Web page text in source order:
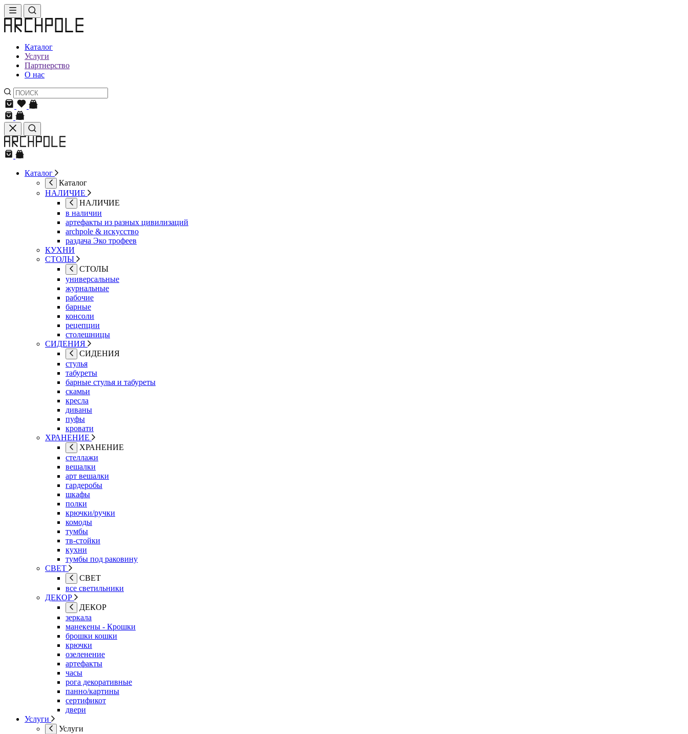
Каталог
Услуги
Партнерство
О нас
Каталог
Каталог
НАЛИЧИЕ
НАЛИЧИЕ
в наличии
артефакты из разных цивилизаций
archpole & искусство
раздача Эко трофеев
КУХНИ
СТОЛЫ
СТОЛЫ
универсальные
журнальные
рабочие
барные
консоли
рецепции
столешницы
СИДЕНИЯ
СИДЕНИЯ
стулья
табуреты
барные стулья и табуреты
скамьи
кресла
диваны
пуфы
кровати
ХРАНЕНИЕ
ХРАНЕНИЕ
стеллажи
вешалки
арт вешалки
гардеробы
шкафы
полки
крючки/ручки
комоды
тумбы
тв-стойки
кухни
тумбы под раковину
СВЕТ
СВЕТ
все светильники
ДЕКОР
ДЕКОР
зеркала
манекены - Крошки
брошки кошки
крючки
озеленение
артефакты
часы
рога декоративные
панно/картины
сертификот
двери
Услуги
Услуги